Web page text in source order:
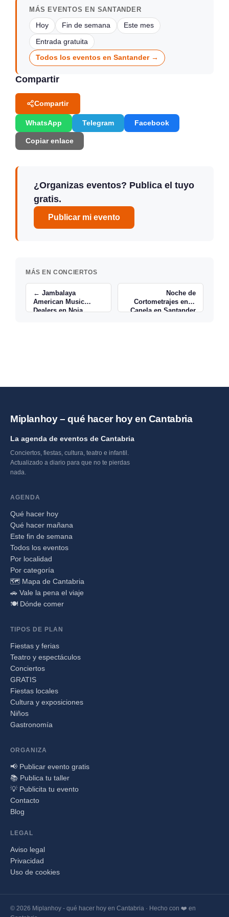
MÁS EVENTOS EN SANTANDER
Hoy Fin de semana Este mes
Entrada gratuita
Todos los eventos en Santander →
Compartir
Compartir
WhatsApp Telegram Facebook
Copiar enlace
¿Organizas eventos? Publica el tuyo
gratis.
Publicar mi evento
MÁS EN CONCIERTOS
← Jambalaya
American Music
Dealers en Noja
Noche de
Cortometrajes en el
Canela en Santander
Miplanhoy – qué hacer hoy en Cantabria
La agenda de eventos de Cantabria
Conciertos, fiestas, cultura, teatro e infantil.
Actualizado a diario para que no te pierdas
nada.
AGENDA
Qué hacer hoy
Qué hacer mañana
Este fin de semana
Todos los eventos
Por localidad
Por categoría
🗺️ Mapa de Cantabria
🚗 Vale la pena el viaje
🍽️ Dónde comer
TIPOS DE PLAN
Fiestas y ferias
Teatro y espectáculos
Conciertos
GRATIS
Fiestas locales
Cultura y exposiciones
Niños
Gastronomía
ORGANIZA
📢 Publicar evento gratis
📚 Publica tu taller
💡 Publicita tu evento
Contacto
Blog
LEGAL
Aviso legal
Privacidad
Uso de cookies
© 2026 Miplanhoy - qué hacer hoy en Cantabria · Hecho con ❤️ en